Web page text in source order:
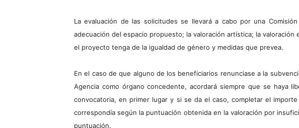
La evaluación de las solicitudes se llevará a cabo por una
adecuación del espacio propuesto; la valoración artística; la
el proyecto tenga de la igualdad de género y medidas que prevea.
En el caso de que alguno de los beneficiarios renunciase a la
Agencia como órgano concedente, acordará siempre que se haya
convocatoria, en primer lugar y si se da el caso, completar el
correspondía según la puntuación obtenida en la valoración por
puntuación.